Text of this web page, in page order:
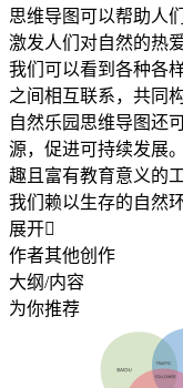
思维导图可以帮助人
激发人们对自然的热
我们可以看到各种各
之间相互联系，共同
自然乐园思维导图还
源，促进可持续发展
趣且富有教育意义的
我们赖以生存的自然环
展开
作者其他创作
大纲/内容
为你推荐